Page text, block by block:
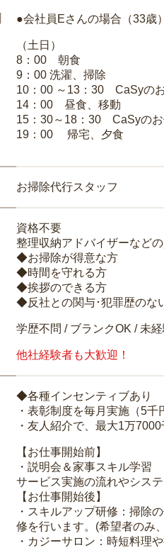
●会社員Eさんの場合（33歳）
（土日）
8：00 朝食
9：00 洗濯、掃除
10：00 ～13：30 CaSyの
14：00 昼食、移動
15：30～18：30 CaSyの
19：00 帰宅、夕食
お掃除代行スタッフ
資格不要
整理収納アドバイザーなど
◆お掃除が得意な方
◆時間を守れる方
◆挨拶のできる方
◆反社との関与･犯罪歴のな
学歴不問 / ブランクOK / 未
他社経験者も大歓迎！
◆各種インセンティブあり
・表彰制度を毎月実施（5千
・友人紹介で、最大1万
【お仕事開始前】
・説明会＆家事スキル学習
サービス実施の流れやシス
【お仕事開始後】
・スキルアップ研修：掃除
修を行います。(希望者のみ
・カジーサロン：時短料理